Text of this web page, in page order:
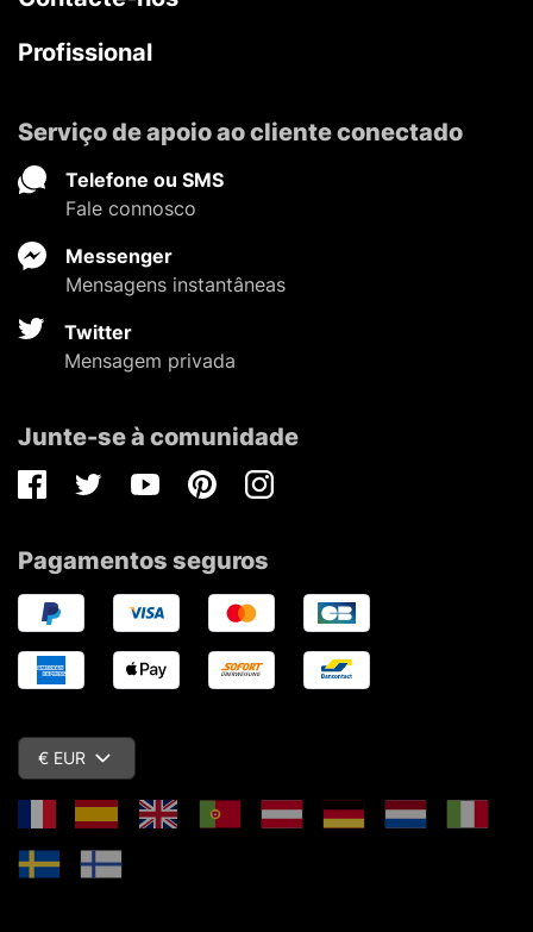
Profissional
Serviço de apoio ao cliente conectado
Telefone ou SMS
Fale connosco
Messenger
Mensagens instantâneas
Twitter
Mensagem privada
Junte-se à comunidade
FacebookTwitterYoutubePinterestInstagram
Pagamentos seguros
€ EUR